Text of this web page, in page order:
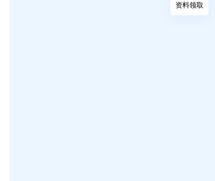
资料领取